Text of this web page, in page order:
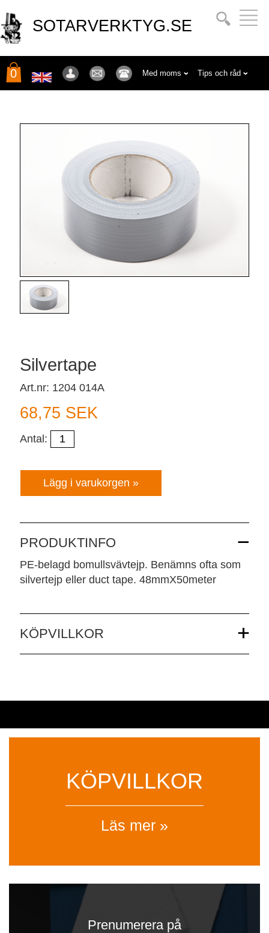
SOTARVERKTYG.SE
0 Med moms Tips och råd
Silvertape
Art.nr: 1204 014A
68,75 SEK
Antal:
PRODUKTINFO
PE-belagd bomullsvävtejp. Benämns ofta som
silvertejp eller duct tape. 48mmX50meter
KÖPVILLKOR
KÖPVILLKOR
Läs mer »
Prenumerera på